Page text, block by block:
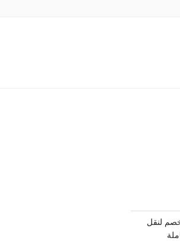
عفش بالرياض بـ33% خصم لنقل